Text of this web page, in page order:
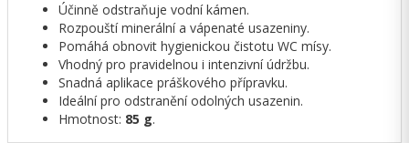
Účinně odstraňuje vodní kámen.
Rozpouští minerální a vápenaté usazeniny.
Pomáhá obnovit hygienickou čistotu WC mísy.
Vhodný pro pravidelnou i intenzivní údržbu.
Snadná aplikace práškového přípravku.
Ideální pro odstranění odolných usazenin.
Hmotnost: 85 g.